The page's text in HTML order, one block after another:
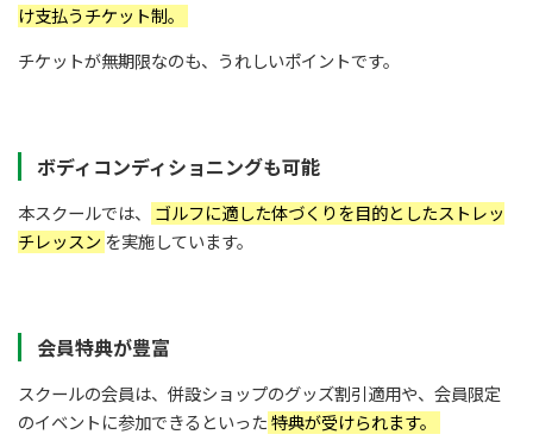
け支払うチケット制。
チケットが無期限なのも、うれしいポイントです。
ボディコンディショニングも可能
本スクールでは、
ゴルフに適した体づくりを目的としたストレッ
チレッスン を実施しています。
会員特典が豊富
スクールの会員は、併設ショップのグッズ割引適用や、会員限定
のイベントに参加できるといった 特典が受けられます。